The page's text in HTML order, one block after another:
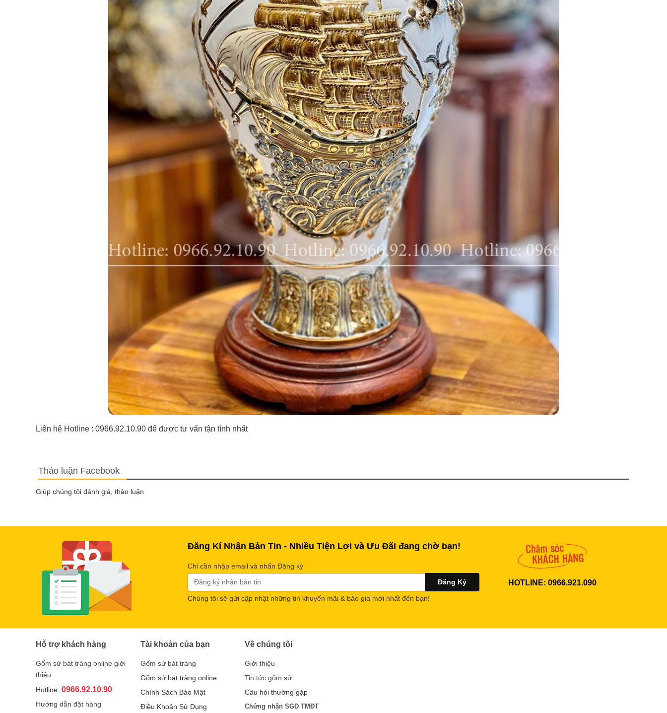
Liên hệ Hotline : 0966.92.10.90 để được tư vấn tận tình nhất
Thảo luận Facebook
Giúp chúng tôi đánh giá, thảo luận
Đăng Kí Nhận Bản Tin - Nhiều Tiện Lợi và Ưu Đãi đang chờ bạn!
Chỉ cần nhập email và nhấn Đăng ký
Chúng tôi sẽ gửi cập nhật những tin khuyến mãi & báo giá mới nhất đến bạn!
HOTLINE: 0966.921.090
Hỗ trợ khách hàng
Gốm sứ bát tràng online giới
thiệu
Hotline: 0966.92.10.90
Hướng dẫn đặt hàng
Tài khoản của bạn
Gốm sứ bát tràng
Gốm sứ bát tràng online
Chính Sách Bảo Mật
Điều Khoản Sử Dụng
Về chúng tôi
Giới thiệu
Tin tức gốm sứ
Câu hỏi thường gặp
Chứng nhận SGD TMĐT